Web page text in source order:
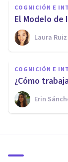
COGNICIÓN E
El Modelo
Laura
COGNICIÓN E
¿Cómo
Erin